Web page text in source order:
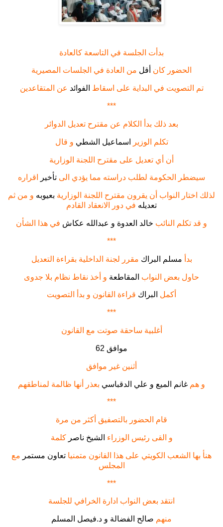
بدأت الجلسة في التاسعة كالعادة
الحضور كان أقل من العادة في الجلسات المصيرية
تم التصويت في البداية على اسقاط الفوائد عن المتقاعدين
***
بعد ذلك بدأ الكلام عن مقترح تعديل الدوائر
تكلم الوزير اسماعيل الشطي و قال
أن أي تعديل على مقترح اللجنة الوزارية
سيضطر الحكومة لطلب دراسته مما يؤدي الى تأخير اقراره
لذلك اختار النواب أن يقرون مقترح اللجنة الوزارية بعيوبه و من ثم
تعديله في دور الانعقاد القادم
و قد تكلم النائب خالد العدوة و عبدالله عكاش في هذا الشأن
***
بدأ مسلم البراك مقرر لجنة الداخلية بقراءة التعديل
حاول بعض النواب المقاطعة و أخذ نقاط نظام بلا جدوى
أكمل البراك قراءة القانون و بدأ التصويت
***
أغلبية ساحقة صوتت مع القانون
62 موافق
أثنين غير موافق
و هم غانم الميع و علي الدقباسي بعذر أنها ظالمة لمناطقهم
***
قام الحضور بالتصفيق أكثر من مرة
و القى رئيس الوزراء الشيخ ناصر كلمة
هنأ بها الشعب الكويتي على هذا القانون متمنيا تعاون مستمر مع
المجلس
***
انتقد بعض النواب ادارة الخرافي للجلسة
منهم صالح الفضالة و د.فيصل المسلم